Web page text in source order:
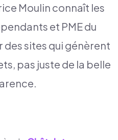
Moulin connaît les
et PME du
des sites qui génèrent
pas juste de la belle